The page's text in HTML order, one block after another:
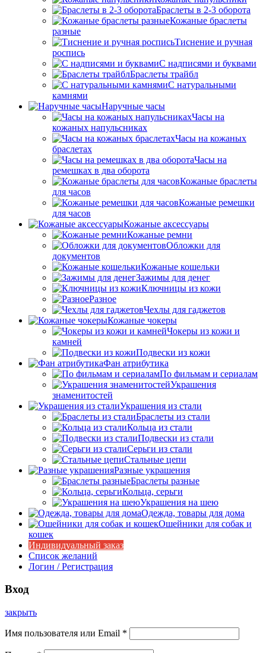
Браслеты в 2-3 оборота
Кожаные браслеты
разные
Тиснение и ручная
роспись
С надписями и буквами
Браслеты трайбл
С натуральными
камнями
Наручные часы
Часы на
кожаных напульсниках
Часы на кожаных
браслетах
Часы на
ремешках в два оборота
Кожаные браслеты
для часов
Кожаные ремешки
для часов
Кожаные аксессуары
Кожаные ремни
Обложки для
документов
Кожаные кошельки
Зажимы для денег
Ключницы из кожи
Разное
Чехлы для гаджетов
Кожаные чокеры
Чокеры из кожи и
камней
Подвески из кожи
Фан атрибутика
По фильмам и сериалам
Украшения
знаменитостей
Украшения из стали
Браслеты из стали
Кольца из стали
Подвески из стали
Серьги из стали
Стальные цепи
Разные украшения
Браслеты разные
Кольца, серьги
Украшения на шею
Одежда, товары для дома
Ошейники для собак и
кошек
Индивидуальный заказ
Список желаний
Логин / Регистрация
Вход
закрыть
Имя пользователя или Email *